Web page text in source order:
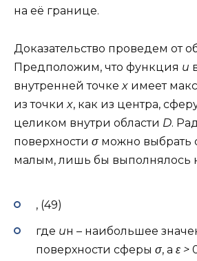
на её границе.
Доказательство проведем от
Предположим, что функция u
внутренней точке x имеет
из точки x, как из центра,
целиком внутри области D.
поверхности σ можно выбрать
малым, лишь бы выполнялось
, (49)
где uн – наибольшее
поверхности сферы σ, а ε >